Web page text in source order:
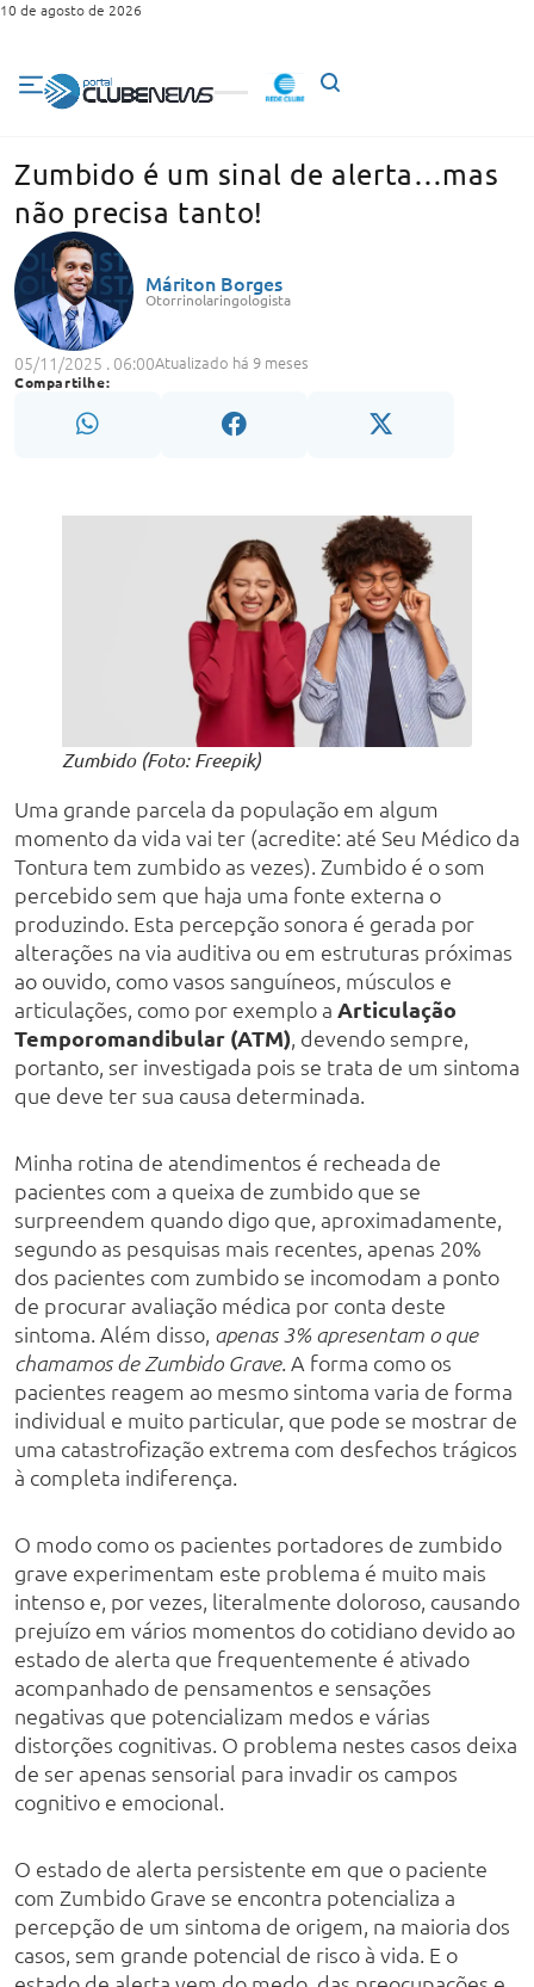
10 de agosto de 2026
Zumbido é um sinal de alerta…mas
não precisa tanto!
Máriton Borges
Otorrinolaringologista
05/11/2025 . 06:00Atualizado há 9 meses
Compartilhe:
Zumbido (Foto: Freepik)
Uma grande parcela da população em algum
momento da vida vai ter (acredite: até Seu Médico da
Tontura tem zumbido as vezes). Zumbido é o som
percebido sem que haja uma fonte externa o
produzindo. Esta percepção sonora é gerada por
alterações na via auditiva ou em estruturas próximas
ao ouvido, como vasos sanguíneos, músculos e
articulações, como por exemplo a Articulação
Temporomandibular (ATM), devendo sempre,
portanto, ser investigada pois se trata de um sintoma
que deve ter sua causa determinada.
Minha rotina de atendimentos é recheada de
pacientes com a queixa de zumbido que se
surpreendem quando digo que, aproximadamente,
segundo as pesquisas mais recentes, apenas 20%
dos pacientes com zumbido se incomodam a ponto
de procurar avaliação médica por conta deste
sintoma. Além disso, apenas 3% apresentam o que
chamamos de Zumbido Grave. A forma como os
pacientes reagem ao mesmo sintoma varia de forma
individual e muito particular, que pode se mostrar de
uma catastrofização extrema com desfechos trágicos
à completa indiferença.
O modo como os pacientes portadores de zumbido
grave experimentam este problema é muito mais
intenso e, por vezes, literalmente doloroso, causando
prejuízo em vários momentos do cotidiano devido ao
estado de alerta que frequentemente é ativado
acompanhado de pensamentos e sensações
negativas que potencializam medos e várias
distorções cognitivas. O problema nestes casos deixa
de ser apenas sensorial para invadir os campos
cognitivo e emocional.
O estado de alerta persistente em que o paciente
com Zumbido Grave se encontra potencializa a
percepção de um sintoma de origem, na maioria dos
casos, sem grande potencial de risco à vida. E o